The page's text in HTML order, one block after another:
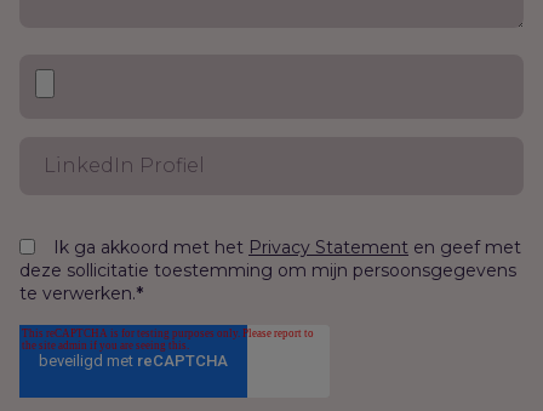
Ik ga akkoord met het Privacy Statement en geef met
deze sollicitatie toestemming om mijn persoonsgegevens
te verwerken.*